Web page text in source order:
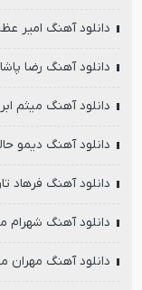
دانلود آهنگ امیر
دانلود آهنگ رضا
دانلود آهنگ میثم
دانلود آهنگ دیمو
دانلود آهنگ فرهاد
دانلود آهنگ شهرام
دانلود آهنگ